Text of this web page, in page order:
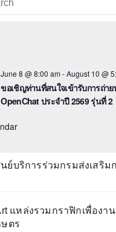
June 8 @ 8:00 am-August 10 @
ขอเชิญท่านที่สนใจเข้ารับการถ่า
OpenChat ประจำปี 2569 รุ่นที่ 2
ย์บริการร่วมกรมส่งเสริม
แหล่งรวมกราฟิกเพื่องาน
ษตร